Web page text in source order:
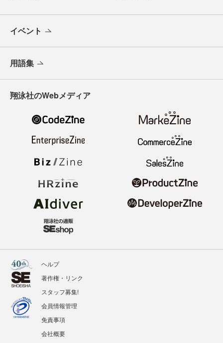
イベント
用語集
翔泳社のWebメディア
ヘルプ
著作権・リンク
スタッフ募集!
会員情報管理
免責事項
会社概要